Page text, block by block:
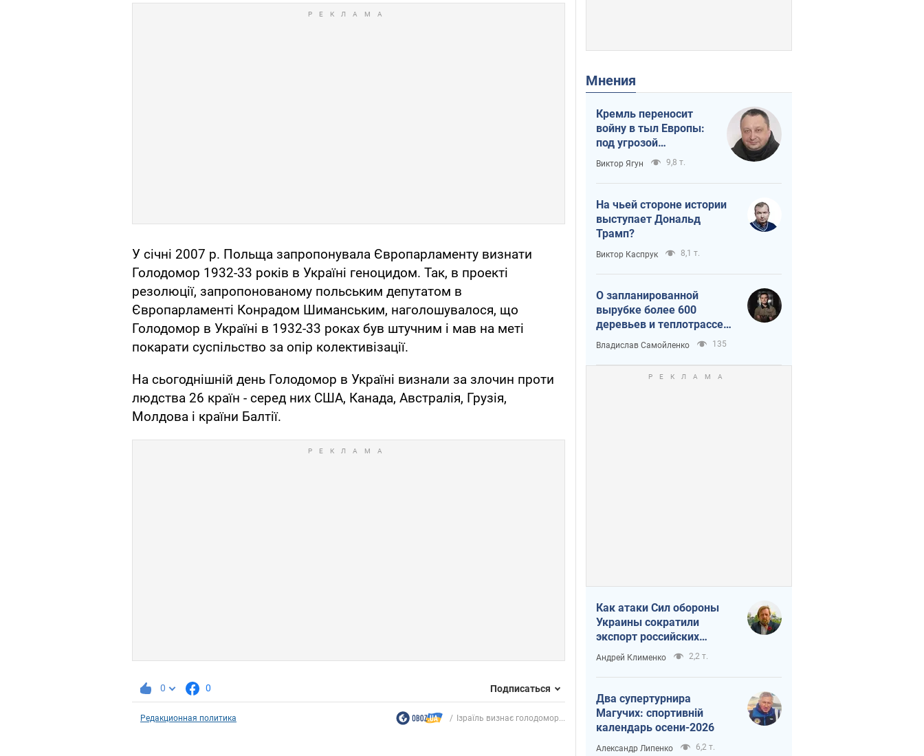
У січні 2007 р. Польща запропонувала Європарламенту визнати
Голодомор 1932-33 років в Україні геноцидом. Так, в проекті
резолюції, запропонованому польським депутатом в
Європарламенті Конрадом Шиманським, наголошувалося, що
Голодомор в Україні в 1932-33 роках був штучним і мав на меті
покарати суспільство за опір колективізації.
На сьогоднішній день Голодомор в Україні визнали за злочин проти
людства 26 країн - серед них США, Канада, Австралія, Грузія,
Молдова і країни Балтії.
0 0 Подписаться
Редакционная политика Ізраїль визнає голодомор...
Мнения
Кремль переносит
войну в тыл Европы:
под угрозой
критическая
логистика
Виктор Ягун 9,8 т.
На чьей стороне истории
выступает Дональд
Трамп?
Виктор Каспрук 8,1 т.
О запланированной
вырубке более 600
деревьев и теплотрассе:
что происходит на
Теремках в Киеве
Владислав Самойленко 135
Как атаки Сил обороны
Украины сократили
экспорт российских
нефтепродуктов
Андрей Клименко 2,2 т.
Два супертурнира
Магучих: спортивній
календарь осени-2026
Александр Липенко 6,2 т.